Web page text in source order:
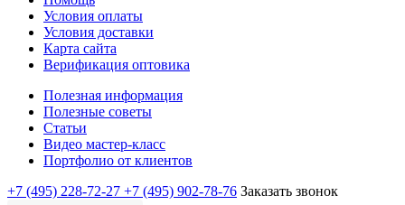
Условия оплаты
Условия доставки
Карта сайта
Верификация оптовика
Полезная информация
Полезные советы
Статьи
Видео мастер-класс
Портфолио от клиентов
+7 (495) 228-72-27 +7 (495) 902-78-76 Заказать звонок